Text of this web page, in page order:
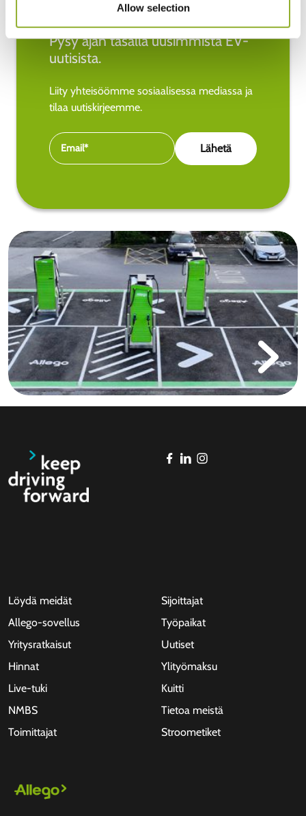
Allow selection
Pysy ajan tasalla uusimmista EV-
uutisista.
Liity yhteisöömme sosiaalisessa mediassa ja
tilaa uutiskirjeemme.
Löydä meidät
Allego-sovellus
Yritysratkaisut
Hinnat
Live-tuki
NMBS
Toimittajat
Sijoittajat
Työpaikat
Uutiset
Ylityömaksu
Kuitti
Tietoa meistä
Stroometiket